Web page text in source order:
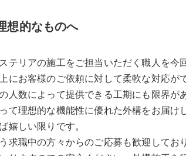
想的なものへ
テリアの施工をご担当いただく職人を今
にお客様のご依頼に対して柔軟な対応が
人数によって提供できる工期にも限界が
て理想的な機能性に優れた外構をお届け
嬉しい限りです。
求職中の方々からのご応募も歓迎してお